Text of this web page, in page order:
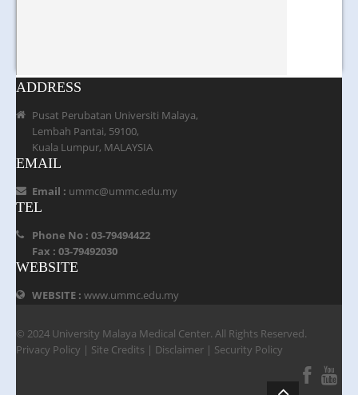
ADDRESS
Pusat Perubatan Universiti Malaya,
Lembah Pantai, 59100,
Kuala Lumpur, MALAYSIA
EMAIL
Email : ummc@ummc.edu.my
TEL
Phone No : 03-79494422
Fax : 03-79492030
WEBSITE
WEBSITE : www.ummc.edu.my
© 2024 University Malaya Medical Center. All Rights Reserved.
Privacy Policy | Site Credits | Disclaimer | Security Policy